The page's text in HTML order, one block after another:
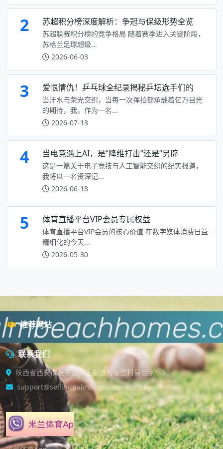
2 苏超积分榜深度解析：争冠与保级形势全览
苏超联赛积分榜的竞争格局 随着赛季进入关键阶段，
苏格兰足球超级...
2026-06-03
3 爱恨情仇！乒乓球全纪录揭秘乒坛选手们的
当汗水与荣光交织，当每一次挥拍都承载着亿万目光
的期待，我，作为一名...
2026-07-13
4 当电竞遇上AI，是“降维打击”还是“另辟
这是一篇关于电子竞技与人工智能交织的纪实报道，
我将以一名资深记...
2026-06-18
5 体育直播平台VIP会员专属权益
体育直播平台VIP会员的核心价值 在数字媒体消费日益
精细化的今天...
2026-05-30
推荐网站
联系我们
陕西省西安市长安区马王街道客省庄村易佰家1-3-1
support@sellingpalmbeachhomes.com